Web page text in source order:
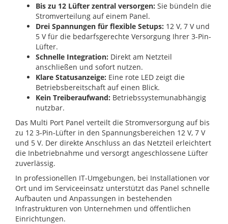
Bis zu 12 Lüfter zentral versorgen: Sie bündeln die
Stromverteilung auf einem Panel.
Drei Spannungen für flexible Setups: 12 V, 7 V und
5 V für die bedarfsgerechte Versorgung Ihrer 3-Pin-
Lüfter.
Schnelle Integration: Direkt am Netzteil
anschließen und sofort nutzen.
Klare Statusanzeige: Eine rote LED zeigt die
Betriebsbereitschaft auf einen Blick.
Kein Treiberaufwand: Betriebssystemunabhängig
nutzbar.
Das Multi Port Panel verteilt die Stromversorgung auf bis
zu 12 3-Pin-Lüfter in den Spannungsbereichen 12 V, 7 V
und 5 V. Der direkte Anschluss an das Netzteil erleichtert
die Inbetriebnahme und versorgt angeschlossene Lüfter
zuverlässig.
In professionellen IT-Umgebungen, bei Installationen vor
Ort und im Serviceeinsatz unterstützt das Panel schnelle
Aufbauten und Anpassungen in bestehenden
Infrastrukturen von Unternehmen und öffentlichen
Einrichtungen.